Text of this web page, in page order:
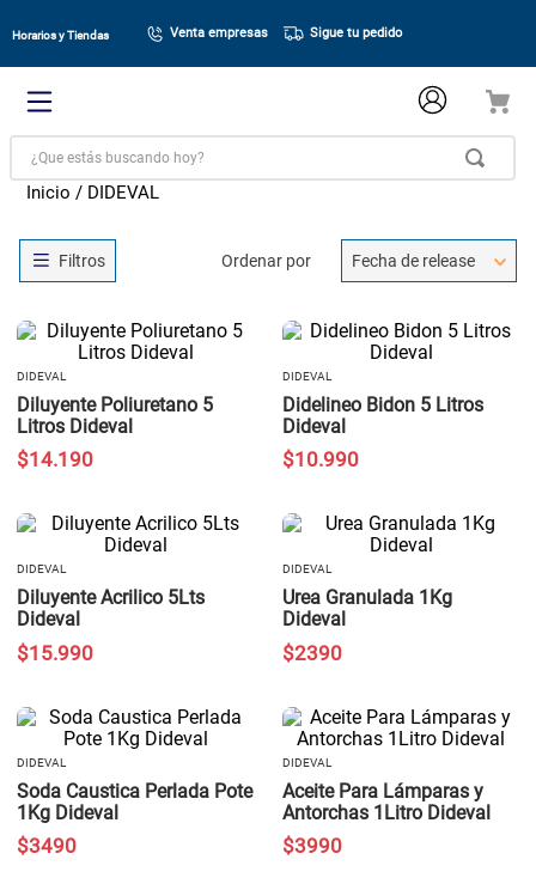
Horarios y Tiendas Venta empresas Sigue tu pedido
¿Que estás buscando hoy?
DIDEVAL
Ordenar por Fecha de release
DIDEVAL
Diluyente Poliuretano 5
Litros Dideval
$14.190
DIDEVAL
Didelineo Bidon 5 Litros
Dideval
$10.990
DIDEVAL
Diluyente Acrilico 5Lts
Dideval
$15.990
DIDEVAL
Urea Granulada 1Kg
Dideval
$2390
DIDEVAL
Soda Caustica Perlada Pote
1Kg Dideval
$3490
DIDEVAL
Aceite Para Lámparas y
Antorchas 1Litro Dideval
$3990